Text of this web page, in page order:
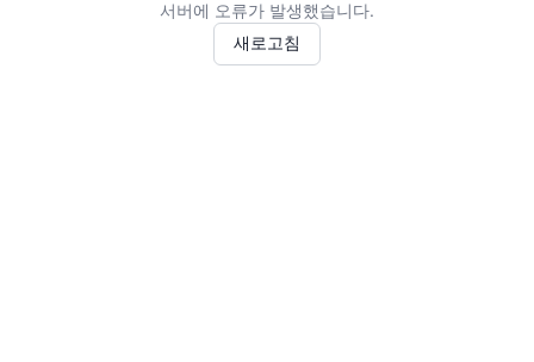
서버에 오류가 발생했습니다.
새로고침